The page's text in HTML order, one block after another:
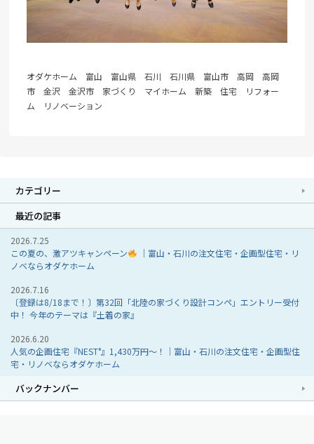
オダケホーム 富山 富山県 石川 石川県 富山市 高岡 高岡
市 金沢 金沢市 家づくり マイホーム 新築 住宅 リフォー
ム リノベーション
カテゴリー
最近の記事
2026.7.25
この夏の、激アツキャンペーン
｜富山・石川の注文住宅・企画型住宅・リ
ノベならオダケホーム
2026.7.16
〔登録は8/18まで！〕第32回「北陸の家づくり設計コンペ」エントリー受付
中！ 今年のテーマは『土着の家』
2026.6.20
人気の企画住宅『NEST°』1,430万円～！｜富山・石川の注文住宅・企画型住
宅・リノベならオダケホーム
バックナンバー